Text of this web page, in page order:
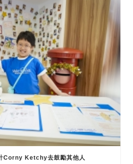
Corny Ketchy去鼓勵其他人